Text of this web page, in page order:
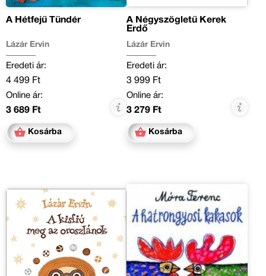
A Hétfejű Tündér
Lázár Ervin
Eredeti ár:
4 499 Ft
Online ár:
3 689 Ft
Kosárba
A Négyszögletű Kerek
Erdő
Lázár Ervin
Eredeti ár:
3 999 Ft
Online ár:
3 279 Ft
Kosárba